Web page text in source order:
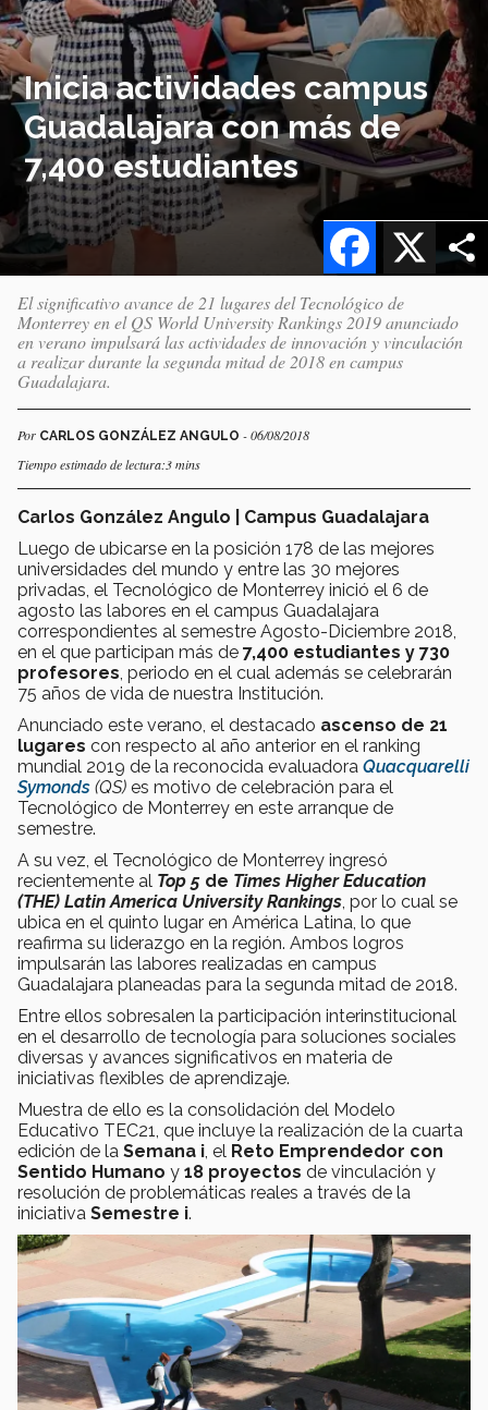
Inicia actividades campus
Guadalajara con más de
7,400 estudiantes
X
Facebook
El significativo avance de 21 lugares del Tecnológico de
Monterrey en el QS World University Rankings 2019 anunciado
en verano impulsará las actividades de innovación y vinculación
a realizar durante la segunda mitad de 2018 en campus
Guadalajara.
Por CARLOS GONZÁLEZ ANGULO - 06/08/2018
Tiempo estimado de lectura:3 mins
Carlos González Angulo | Campus Guadalajara
Luego de ubicarse en la posición 178 de las mejores
universidades del mundo y entre las 30 mejores
privadas, el Tecnológico de Monterrey inició el 6 de
agosto las labores en el campus Guadalajara
correspondientes al semestre Agosto-Diciembre 2018,
en el que participan más de 7,400 estudiantes y 730
profesores , periodo en el cual además se celebrarán
75 años de vida de nuestra Institución.
Anunciado este verano, el destacado ascenso de 21
lugares con respecto al año anterior en el ranking
mundial 2019 de la reconocida evaluadora Quacquarelli
Symonds (QS) es motivo de celebración para el
Tecnológico de Monterrey en este arranque de
semestre.
A su vez, el Tecnológico de Monterrey ingresó
recientemente al Top 5 de Times Higher Education
(THE) Latin America University Rankings , por lo cual se
ubica en el quinto lugar en América Latina, lo que
reafirma su liderazgo en la región. Ambos logros
impulsarán las labores realizadas en campus
Guadalajara planeadas para la segunda mitad de 2018.
Entre ellos sobresalen la participación interinstitucional
en el desarrollo de tecnología para soluciones sociales
diversas y avances significativos en materia de
iniciativas flexibles de aprendizaje.
Muestra de ello es la consolidación del Modelo
Educativo TEC21, que incluye la realización de la cuarta
edición de la Semana i , el Reto Emprendedor con
Sentido Humano y 18 proyectos de vinculación y
resolución de problemáticas reales a través de la
iniciativa Semestre i.